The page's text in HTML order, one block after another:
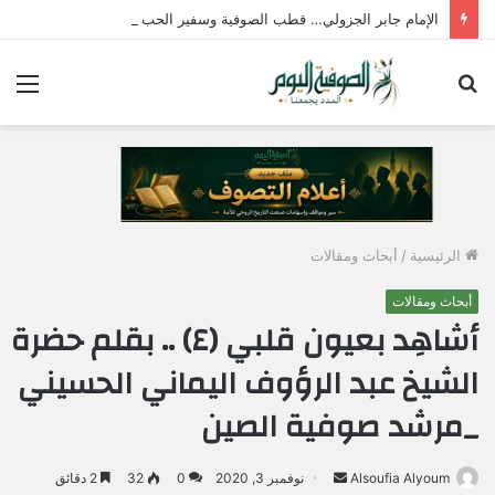
الإمام جابر الجزولي… قطب الصوفية وسفير الحب الإلهي في مصر
الرئيسية / أبحاث ومقالات
أبحاث ومقالات
أشاهِد بعيون قلبي (٤) .. بقلم حضرة
الشيخ عبد الرؤوف اليماني الحسيني
_مرشد صوفية الصين
Alsoufia Alyoum نوفمبر 3, 2020 0
32